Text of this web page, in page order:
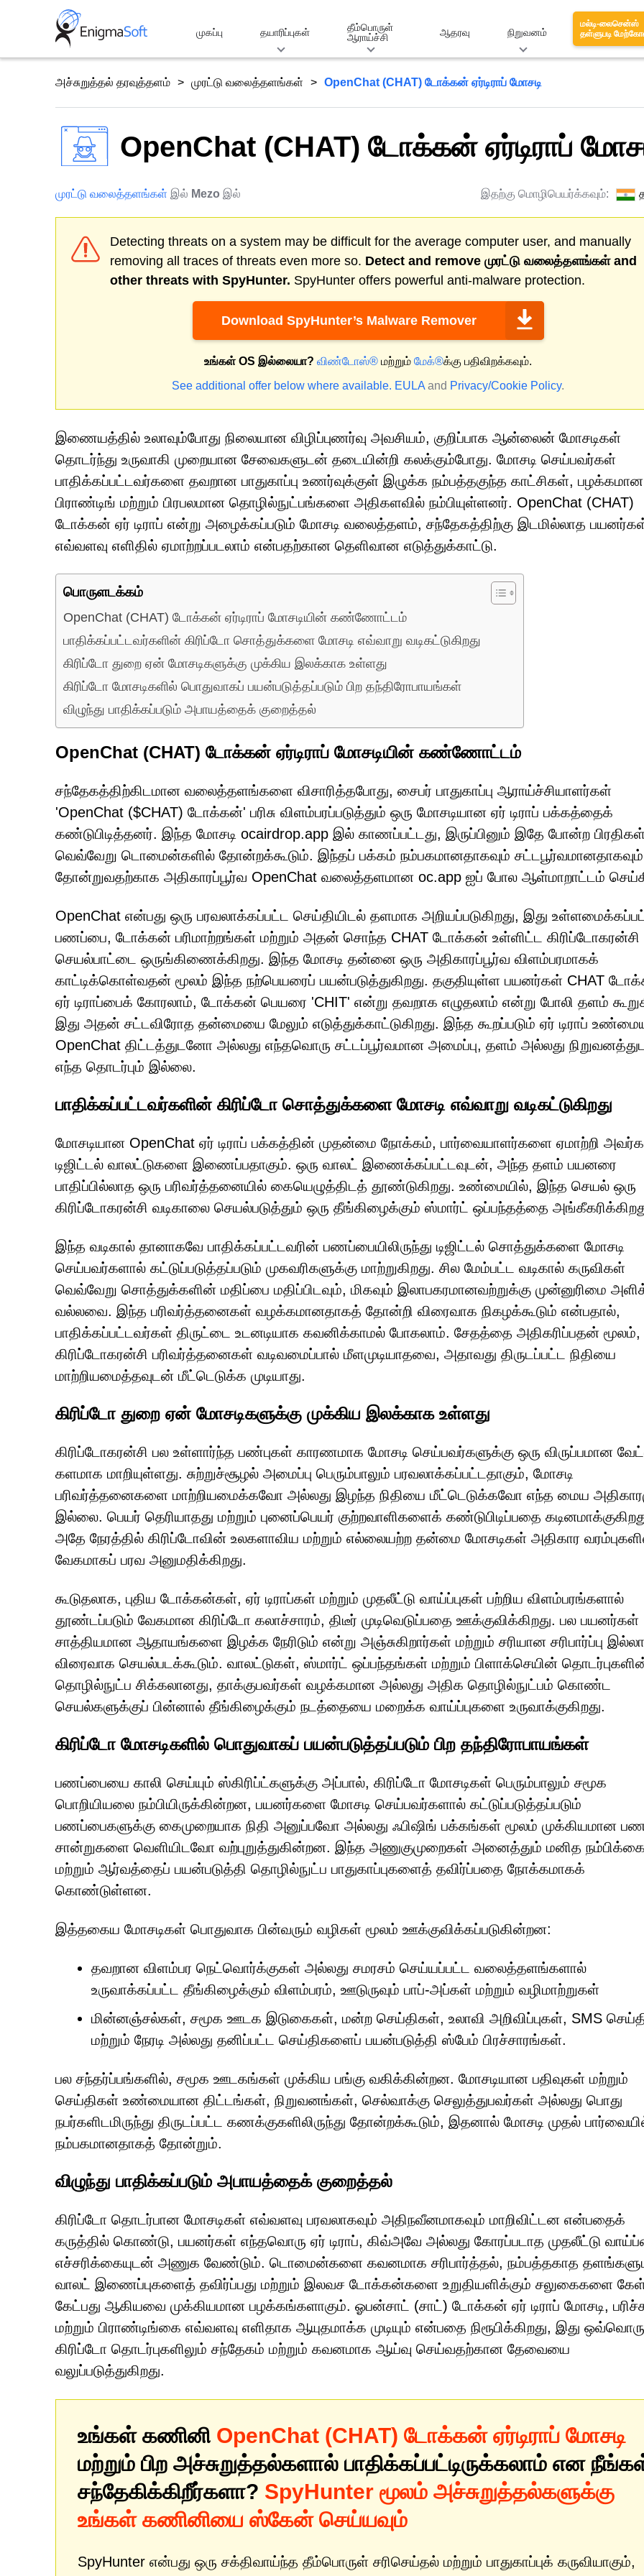
முகப்பு தயாரிப்புகள்
தீம்பொருள்
ஆராய்ச்சி
ஆதரவு நிறுவனம்
மல்டி-லைசென்ஸ்
தள்ளுபடி
அச்சுறுத்தல் தரவுத்தளம் முரட்டு வலைத்தளங்கள் OpenChat (CHAT) டோக்கன் ஏர்டிராப் மோசடி
OpenChat (CHAT) டோக்கன் ஏர்டிராப்
முரட்டு வலைத்தளங்கள் இல் Mezo இல் இதற்கு மொழிபெயர்க்கவும்:
Detecting threats on a system may be difficult for the average computer user, and manually
removing all traces of threats even more so. Detect and remove முரட்டு வலைத்தளங்கள்and
other threats with SpyHunter. SpyHunter offers powerful anti-malware protection.
Download SpyHunter’s Malware Remover
உங்கள் OS இல்லையா? விண்டோஸ்® மற்றும் மேக்®க்கு பதிவிறக்கவும்.
See additional offer below where available. EULA and Privacy/Cookie Policy.
இணையத்தில் உலாவும்போது நிலையான விழிப்புணர்வு அவசியம், குறிப்பாக ஆன்லைன் மோசடிகள்
தொடர்ந்து உருவாகி முறையான சேவைகளுடன் தடையின்றி கலக்கும்போது. மோசடி செய்பவர்கள்
பாதிக்கப்பட்டவர்களை தவறான பாதுகாப்பு உணர்வுக்குள் இழுக்க நம்பத்தகுந்த காட்சிகள், பழக்கமான
பிராண்டிங் மற்றும் பிரபலமான தொழில்நுட்பங்களை அதிகளவில் நம்பியுள்ளனர். OpenChat (CHAT)
டோக்கன் ஏர் டிராப் என்று அழைக்கப்படும் மோசடி வலைத்தளம், சந்தேகத்திற்கு இடமில்லாத
எவ்வளவு எளிதில் ஏமாற்றப்படலாம் என்பதற்கான தெளிவான எடுத்துக்காட்டு.
பொருளடக்கம்
OpenChat (CHAT) டோக்கன் ஏர்டிராப் மோசடியின் கண்ணோட்டம்
பாதிக்கப்பட்டவர்களின் கிரிப்டோ சொத்துக்களை மோசடி எவ்வாறு வடிகட்டுகிறது
கிரிப்டோ துறை ஏன் மோசடிகளுக்கு முக்கிய இலக்காக உள்ளது
கிரிப்டோ மோசடிகளில் பொதுவாகப் பயன்படுத்தப்படும் பிற தந்திரோபாயங்கள்
விழுந்து பாதிக்கப்படும் அபாயத்தைக் குறைத்தல்
OpenChat (CHAT) டோக்கன் ஏர்டிராப் மோசடியின் கண்ணோட்டம்
சந்தேகத்திற்கிடமான வலைத்தளங்களை விசாரித்தபோது, சைபர் பாதுகாப்பு ஆராய்ச்சியாளர்கள்
'OpenChat ($CHAT) டோக்கன்' பரிசு விளம்பரப்படுத்தும் ஒரு மோசடியான ஏர் டிராப் பக்கத்தைக்
கண்டுபிடித்தனர். இந்த மோசடி ocairdrop.app இல் காணப்பட்டது, இருப்பினும் இதே போன்ற பிரதிகள்
வெவ்வேறு டொமைன்களில் தோன்றக்கூடும். இந்தப் பக்கம் நம்பகமானதாகவும் சட்டபூர்வமானதாகவும்
தோன்றுவதற்காக அதிகாரப்பூர்வ OpenChat வலைத்தளமான oc.app ஐப் போல ஆள்மாறாட்டம்
OpenChat என்பது ஒரு பரவலாக்கப்பட்ட செய்தியிடல் தளமாக அறியப்படுகிறது, இது
பணப்பை, டோக்கன் பரிமாற்றங்கள் மற்றும் அதன் சொந்த CHAT டோக்கன் உள்ளிட்ட கிரிப்டோகரன்சி
செயல்பாட்டை ஒருங்கிணைக்கிறது. இந்த மோசடி தன்னை ஒரு அதிகாரப்பூர்வ விளம்பரமாகக்
காட்டிக்கொள்வதன் மூலம் இந்த நற்பெயரைப் பயன்படுத்துகிறது. தகுதியுள்ள பயனர்கள் CHAT
ஏர் டிராப்பைக் கோரலாம், டோக்கன் பெயரை 'CHIT' என்று தவறாக எழுதலாம் என்று போலி தளம்
இது அதன் சட்டவிரோத தன்மையை மேலும் எடுத்துக்காட்டுகிறது. இந்த கூறப்படும் ஏர் டிராப்
OpenChat திட்டத்துடனோ அல்லது எந்தவொரு சட்டப்பூர்வமான அமைப்பு, தளம் அல்லது
எந்த தொடர்பும் இல்லை.
பாதிக்கப்பட்டவர்களின் கிரிப்டோ சொத்துக்களை மோசடி எவ்வாறு வடிகட்டுகிறது
மோசடியான OpenChat ஏர் டிராப் பக்கத்தின் முதன்மை நோக்கம், பார்வையாளர்களை ஏமாற்றி
டிஜிட்டல் வாலட்டுகளை இணைப்பதாகும். ஒரு வாலட் இணைக்கப்பட்டவுடன், அந்த தளம் பயனரை
பாதிப்பில்லாத ஒரு பரிவர்த்தனையில் கையெழுத்திடத் தூண்டுகிறது. உண்மையில், இந்த செயல் ஒரு
கிரிப்டோகரன்சி வடிகாலை செயல்படுத்தும் ஒரு தீங்கிழைக்கும் ஸ்மார்ட் ஒப்பந்தத்தை
இந்த வடிகால் தானாகவே பாதிக்கப்பட்டவரின் பணப்பையிலிருந்து டிஜிட்டல் சொத்துக்களை மோசடி
செய்பவர்களால் கட்டுப்படுத்தப்படும் முகவரிகளுக்கு மாற்றுகிறது. சில மேம்பட்ட வடிகால் கருவிகள்
வெவ்வேறு சொத்துக்களின் மதிப்பை மதிப்பிடவும், மிகவும் இலாபகரமானவற்றுக்கு முன்னுரிமை
வல்லவை. இந்த பரிவர்த்தனைகள் வழக்கமானதாகத் தோன்றி விரைவாக நிகழக்கூடும் என்பதால்,
பாதிக்கப்பட்டவர்கள் திருட்டை உடனடியாக கவனிக்காமல் போகலாம். சேதத்தை அதிகரிப்பதன் மூலம்,
கிரிப்டோகரன்சி பரிவர்த்தனைகள் வடிவமைப்பால் மீளமுடியாதவை, அதாவது திருடப்பட்ட நிதியை
மாற்றியமைத்தவுடன் மீட்டெடுக்க முடியாது.
கிரிப்டோ துறை ஏன் மோசடிகளுக்கு முக்கிய இலக்காக உள்ளது
கிரிப்டோகரன்சி பல உள்ளார்ந்த பண்புகள் காரணமாக மோசடி செய்பவர்களுக்கு ஒரு விருப்பமான
களமாக மாறியுள்ளது. சுற்றுச்சூழல் அமைப்பு பெரும்பாலும் பரவலாக்கப்பட்டதாகும், மோசடி
பரிவர்த்தனைகளை மாற்றியமைக்கவோ அல்லது இழந்த நிதியை மீட்டெடுக்கவோ எந்த மைய
இல்லை. பெயர் தெரியாதது மற்றும் புனைப்பெயர் குற்றவாளிகளைக் கண்டுபிடிப்பதை
அதே நேரத்தில் கிரிப்டோவின் உலகளாவிய மற்றும் எல்லையற்ற தன்மை மோசடிகள் அதிகார
வேகமாகப் பரவ அனுமதிக்கிறது.
கூடுதலாக, புதிய டோக்கன்கள், ஏர் டிராப்கள் மற்றும் முதலீட்டு வாய்ப்புகள் பற்றிய விளம்பரங்களால்
தூண்டப்படும் வேகமான கிரிப்டோ கலாச்சாரம், திடீர் முடிவெடுப்பதை ஊக்குவிக்கிறது. பல பயனர்கள்
சாத்தியமான ஆதாயங்களை இழக்க நேரிடும் என்று அஞ்சுகிறார்கள் மற்றும் சரியான சரிபார்ப்பு
விரைவாக செயல்படக்கூடும். வாலட்டுகள், ஸ்மார்ட் ஒப்பந்தங்கள் மற்றும் பிளாக்செயின்
தொழில்நுட்ப சிக்கலானது, தாக்குபவர்கள் வழக்கமான அல்லது அதிக தொழில்நுட்பம் கொண்ட
செயல்களுக்குப் பின்னால் தீங்கிழைக்கும் நடத்தையை மறைக்க வாய்ப்புகளை உருவாக்குகிறது.
கிரிப்டோ மோசடிகளில் பொதுவாகப் பயன்படுத்தப்படும் பிற தந்திரோபாயங்கள்
பணப்பையை காலி செய்யும் ஸ்கிரிப்ட்களுக்கு அப்பால், கிரிப்டோ மோசடிகள் பெரும்பாலும் சமூக
பொறியியலை நம்பியிருக்கின்றன, பயனர்களை மோசடி செய்பவர்களால் கட்டுப்படுத்தப்படும்
பணப்பைகளுக்கு கைமுறையாக நிதி அனுப்பவோ அல்லது ஃபிஷிங் பக்கங்கள் மூலம் முக்கியமான
சான்றுகளை வெளியிடவோ வற்புறுத்துகின்றன. இந்த அணுகுமுறைகள் அனைத்தும் மனித நம்பிக்கை
மற்றும் ஆர்வத்தைப் பயன்படுத்தி தொழில்நுட்ப பாதுகாப்புகளைத் தவிர்ப்பதை நோக்கமாகக்
கொண்டுள்ளன.
இத்தகைய மோசடிகள் பொதுவாக பின்வரும் வழிகள் மூலம் ஊக்குவிக்கப்படுகின்றன:
தவறான விளம்பர நெட்வொர்க்குகள் அல்லது சமரசம் செய்யப்பட்ட வலைத்தளங்களால்
உருவாக்கப்பட்ட தீங்கிழைக்கும் விளம்பரம், ஊடுருவும் பாப்-அப்கள் மற்றும் வழிமாற்றுகள்
மின்னஞ்சல்கள், சமூக ஊடக இடுகைகள், மன்ற செய்திகள், உலாவி அறிவிப்புகள், SMS
மற்றும் நேரடி அல்லது தனிப்பட்ட செய்திகளைப் பயன்படுத்தி ஸ்பேம் பிரச்சாரங்கள்.
பல சந்தர்ப்பங்களில், சமூக ஊடகங்கள் முக்கிய பங்கு வகிக்கின்றன. மோசடியான பதிவுகள் மற்றும்
செய்திகள் உண்மையான திட்டங்கள், நிறுவனங்கள், செல்வாக்கு செலுத்துபவர்கள் அல்லது பொது
நபர்களிடமிருந்து திருடப்பட்ட கணக்குகளிலிருந்து தோன்றக்கூடும், இதனால் மோசடி முதல்
நம்பகமானதாகத் தோன்றும்.
விழுந்து பாதிக்கப்படும் அபாயத்தைக் குறைத்தல்
கிரிப்டோ தொடர்பான மோசடிகள் எவ்வளவு பரவலாகவும் அதிநவீனமாகவும் மாறிவிட்டன என்பதைக்
கருத்தில் கொண்டு, பயனர்கள் எந்தவொரு ஏர் டிராப், கிவ்அவே அல்லது கோரப்படாத முதலீட்டு
எச்சரிக்கையுடன் அணுக வேண்டும். டொமைன்களை கவனமாக சரிபார்த்தல், நம்பத்தகாத
வாலட் இணைப்புகளைத் தவிர்ப்பது மற்றும் இலவச டோக்கன்களை உறுதியளிக்கும் சலுகைகளை
கேட்பது ஆகியவை முக்கியமான பழக்கங்களாகும். ஓபன்சாட் (சாட்) டோக்கன் ஏர் டிராப் மோசடி,
மற்றும் பிராண்டிங்கை எவ்வளவு எளிதாக ஆயுதமாக்க முடியும் என்பதை நிரூபிக்கிறது, இது ஒவ்வொரு
கிரிப்டோ தொடர்புகளிலும் சந்தேகம் மற்றும் கவனமாக ஆய்வு செய்வதற்கான தேவையை
வலுப்படுத்துகிறது.
உங்கள் கணினி OpenChat (CHAT) டோக்கன் ஏர்டிராப் மோசடி
மற்றும் பிற அச்சுறுத்தல்களால் பாதிக்கப்பட்டிருக்கலாம் என
சந்தேகிக்கிறீர்களா? SpyHunter மூலம் அச்சுறுத்தல்களுக்கு
உங்கள் கணினியை ஸ்கேன் செய்யவும்
SpyHunter என்பது ஒரு சக்திவாய்ந்த தீம்பொருள் சரிசெய்தல் மற்றும் பாதுகாப்புக் கருவியாகும்,